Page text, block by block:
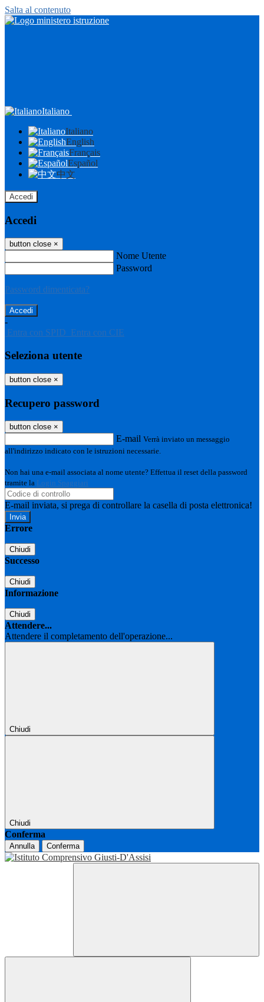
Salta al contenuto
Italiano
Italiano
English
Français
Español
中文
Accedi
Accedi
button close ×
Nome Utente
Password
Password dimenticata?
-
Entra con SPID Entra con CIE
Seleziona utente
button close ×
Recupero password
button close ×
E-mail Verrà inviato un messaggio
all'indirizzo indicato con le istruzioni necessarie.
Non hai una e-mail associata al nome utente? Effettua il reset della password
tramite la Login Spaggiari
E-mail inviata, si prega di controllare la casella di posta elettronica!
Errore
Chiudi
Successo
Chiudi
Informazione
Chiudi
Attendere...
Attendere il completamento dell'operazione...
Chiudi
Chiudi
Conferma
Annulla Conferma